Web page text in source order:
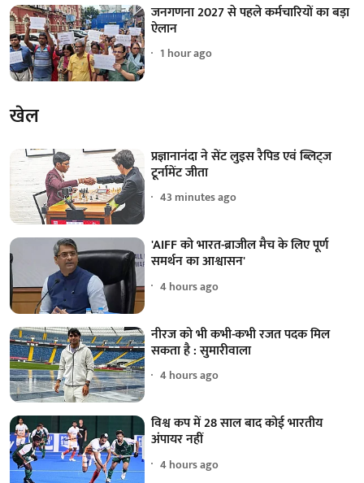
जनगणना 2027 से पहले कर्मचारियों का बड़ा
ऐलान
1 hour ago
खेल
प्रज्ञानानंदा ने सेंट लुइस रैपिड एवं ब्लिट्ज
टूर्नामेंट जीता
43 minutes ago
'AIFF को भारत-ब्राजील मैच के लिए पूर्ण
समर्थन का आश्वासन'
4 hours ago
नीरज को भी कभी-कभी रजत पदक मिल
सकता है : सुमारीवाला
4 hours ago
विश्व कप में 28 साल बाद कोई भारतीय
अंपायर नहीं
4 hours ago